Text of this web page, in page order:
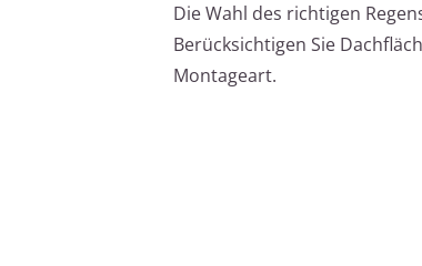
Die Wahl des richtigen
Berücksichtigen Sie
Montageart.